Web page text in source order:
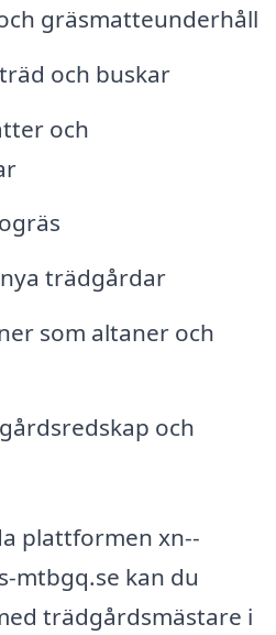
gräsmatteunderhåll
och buskar
och
trädgårdar
som altaner och
och
plattformen xn--
mtbgq.se kan du
trädgårdsmästare i